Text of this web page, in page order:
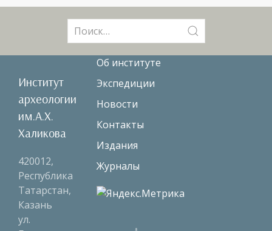
Институт
археологии
им.А.Х.
Халикова
420012,
Республика
Татарстан,
Казань
ул.
Об институте
Экспедиции
Новости
Контакты
Издания
Журналы